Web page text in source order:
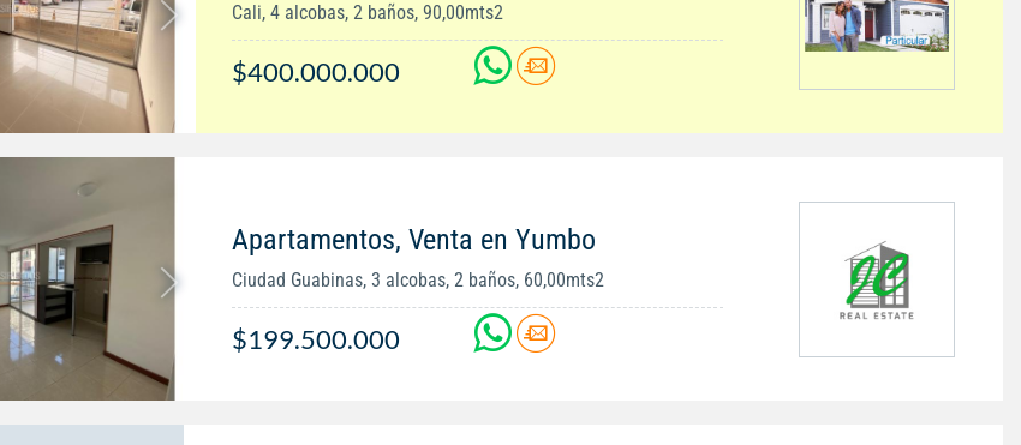
Cali, 4 alcobas, 2 baños, 90,00mts2
$400.000.000
Apartamentos, Venta en Yumbo
Ciudad Guabinas, 3 alcobas, 2 baños, 60,00mts2
$199.500.000